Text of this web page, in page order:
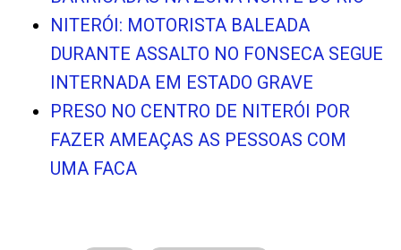
NITERÓI: MOTORISTA BALEADA
DURANTE ASSALTO NO FONSECA SEGUE
INTERNADA EM ESTADO GRAVE
PRESO NO CENTRO DE NITERÓI POR
FAZER AMEAÇAS AS PESSOAS COM
UMA FACA